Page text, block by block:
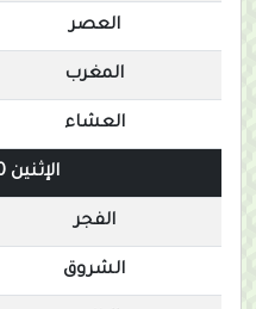
العصر
المغرب
العشاء
الإثنين 10-08-2026
الفجر
الشروق